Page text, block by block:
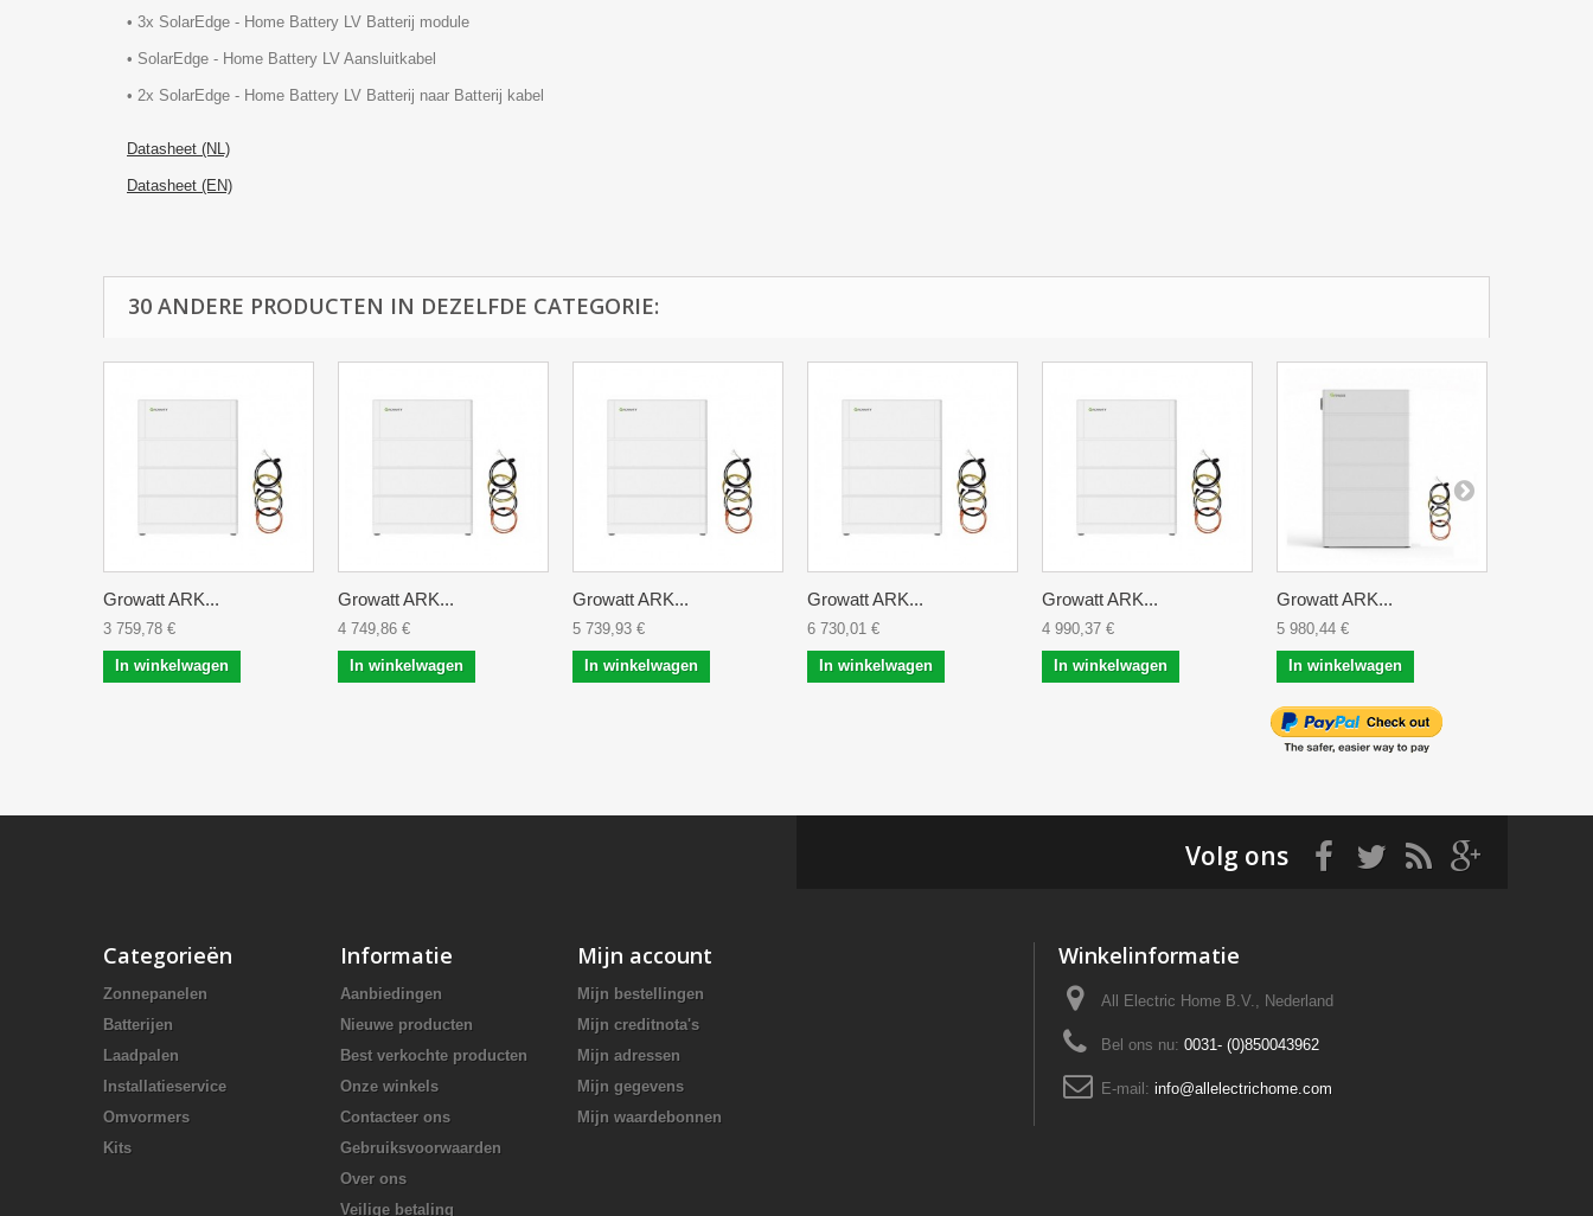
• 3x SolarEdge - Home Battery LV Batterij module
• SolarEdge - Home Battery LV Aansluitkabel
• 2x SolarEdge - Home Battery LV Batterij naar Batterij kabel
Datasheet (NL)
Datasheet (EN)
30 ANDERE PRODUCTEN IN DEZELFDE CATEGORIE:
Growatt ARK...
3 759,78 €
In winkelwagen
Growatt ARK...
4 749,86 €
In winkelwagen
Growatt ARK...
5 739,93 €
In winkelwagen
Growatt ARK...
6 730,01 €
In winkelwagen
Growatt ARK...
4 990,37 €
In winkelwagen
Growatt ARK...
5 980,44 €
In winkelwagen
Volg ons
Categorieën
Zonnepanelen
Batterijen
Laadpalen
Installatieservice
Omvormers
Kits
Informatie
Aanbiedingen
Nieuwe producten
Best verkochte producten
Onze winkels
Contacteer ons
Gebruiksvoorwaarden
Over ons
Veilige betaling
Mijn account
Mijn bestellingen
Mijn creditnota's
Mijn adressen
Mijn gegevens
Mijn waardebonnen
Winkelinformatie
All Electric Home B.V., Nederland
Bel ons nu: 0031- (0)850043962
E-mail: info@allelectrichome.com